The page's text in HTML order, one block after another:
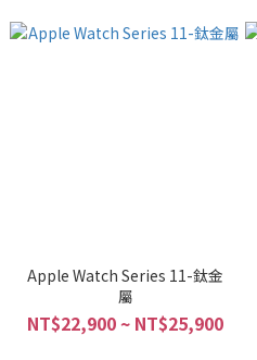
Apple Watch Series 11-鈦金
屬
NT$22,900 ~ NT$25,900